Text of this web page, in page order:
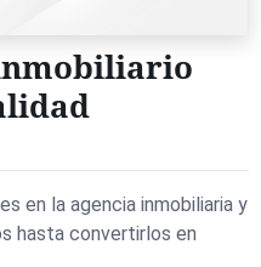
en la agencia inmobiliaria y
hasta convertirlos en